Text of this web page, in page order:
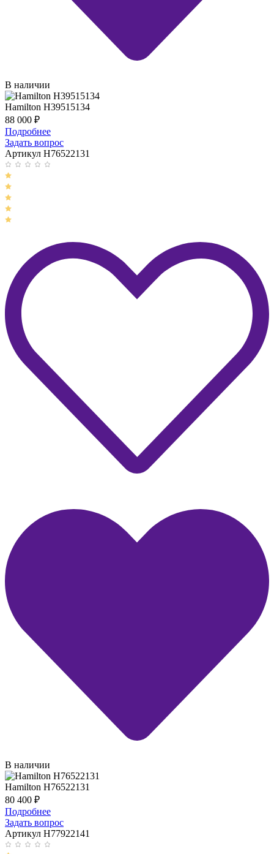
В наличии
Hamilton H39515134
88 000 ₽
Подробнее
Задать вопрос
Артикул H76522131
В наличии
Hamilton H76522131
80 400 ₽
Подробнее
Задать вопрос
Артикул H77922141